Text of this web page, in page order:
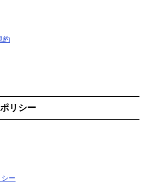
約
リシー
ー